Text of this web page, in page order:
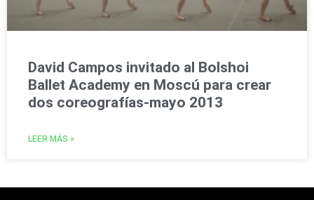
David Campos invitado al Bolshoi
Ballet Academy en Moscú para crear
dos coreografías-mayo 2013
LEER MÁS »